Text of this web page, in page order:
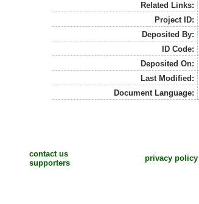
Related Links:
Project ID:
Deposited By:
ID Code:
Deposited On:
Last Modified:
Document Language:
contact us
supporters
privacy policy